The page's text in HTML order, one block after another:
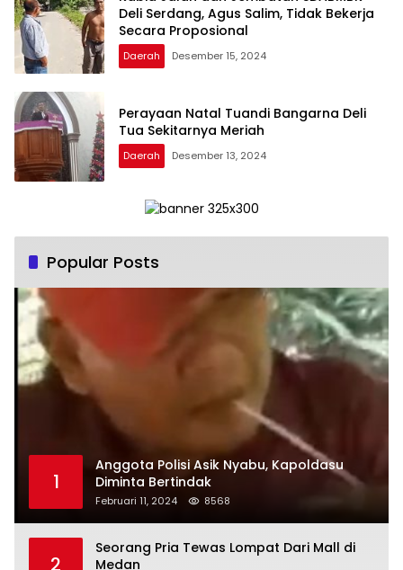
Deli Serdang, Agus Salim, Tidak Bekerja
Secara Proposional
Daerah Desember 15, 2024
Perayaan Natal Tuandi Bangarna Deli
Tua Sekitarnya Meriah
Daerah Desember 13, 2024
Popular Posts
1
Anggota Polisi Asik Nyabu, Kapoldasu
Diminta Bertindak
Februari 11, 2024 8568
2
Seorang Pria Tewas Lompat Dari Mall di
Medan